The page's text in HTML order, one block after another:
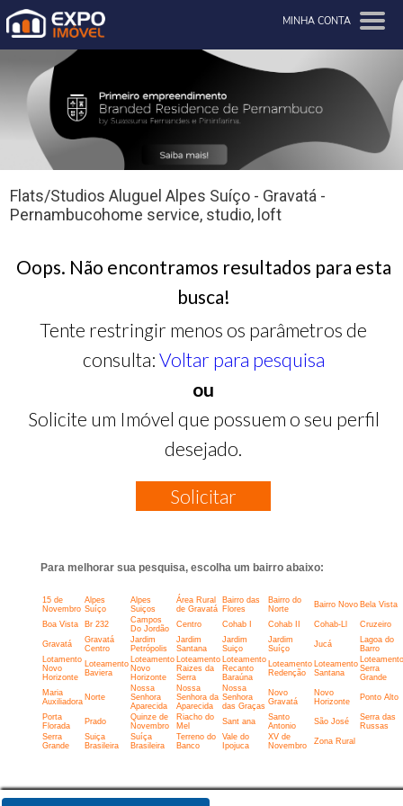
MINHA CONTA
Flats/Studios Aluguel Alpes Suíço - Gravatá -
Pernambucohome service, studio, loft
Oops. Não encontramos resultados para esta
busca!
Tente restringir menos os parâmetros de
consulta: Voltar para pesquisa
ou
Solicite um Imóvel que possuem o seu perfil
desejado.
Solicitar
Para melhorar sua pesquisa, escolha um bairro abaixo:
15 de
Novembro
Alpes
Suíço
Alpes
Suiços
Área Rural
de Gravatá
Bairro das
Flores
Bairro do
Norte
Bairro Novo Bela Vista
Boa Vista Br 232
Campos
Do Jordão
Centro Cohab I Cohab II Cohab-Ll Cruzeiro
Gravatá
Gravatá
Centro
Jardim
Petrópolis
Jardim
Santana
Jardim
Suiço
Jardim
Suíço
Jucá
Lagoa do
Barro
Lotamento
Novo
Horizonte
Loteamento
Baviera
Loteamento
Novo
Horizonte
Loteamento
Raizes da
Serra
Loteamento
Recanto
Baraúna
Loteamento
Redenção
Loteamento
Santana
Loteamento
Serra
Grande
Maria
Auxiliadora Norte
Nossa
Senhora
Aparecida
Nossa
Senhora da
Aparecida
Nossa
Senhora
das Graças
Novo
Gravatá
Novo
Horizonte
Ponto Alto
Porta
Florada
Prado
Quinze de
Novembro
Riacho do
Mel
Sant ana
Santo
Antonio
São José
Serra das
Russas
Serra
Grande
Suiça
Brasileira
Suíça
Brasileira
Terreno do
Banco
Vale do
Ipojuca
XV de
Novembro
Zona Rural